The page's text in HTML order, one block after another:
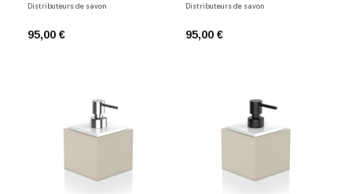
Distributeurs de savon
95,00 €
Distributeurs de savon
95,00 €